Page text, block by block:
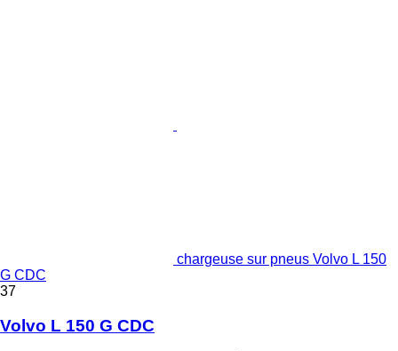
chargeuse sur pneus Volvo L 150
G CDC
37
Volvo L 150 G CDC